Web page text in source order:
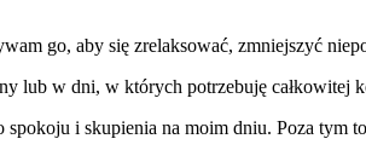
go, aby się zrelaksować, zmniejszyć
lub w dni, w których potrzebuję całkowitej
i skupienia na moim dniu. Poza tym